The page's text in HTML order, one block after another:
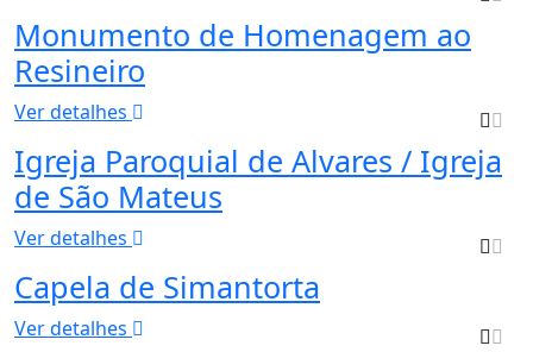
Monumento de Homenagem ao
Resineiro
Ver detalhes
Igreja Paroquial de Alvares / Igreja
de São Mateus
Ver detalhes
Capela de Simantorta
Ver detalhes